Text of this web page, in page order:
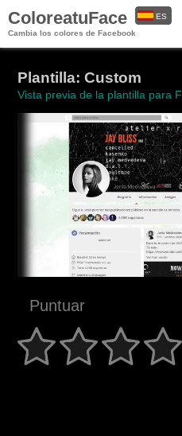
ColoreatuFace
Cambia los colores de Facebook
ES
Plantilla: Custom
Vista previa de la plantilla para
Puntuar